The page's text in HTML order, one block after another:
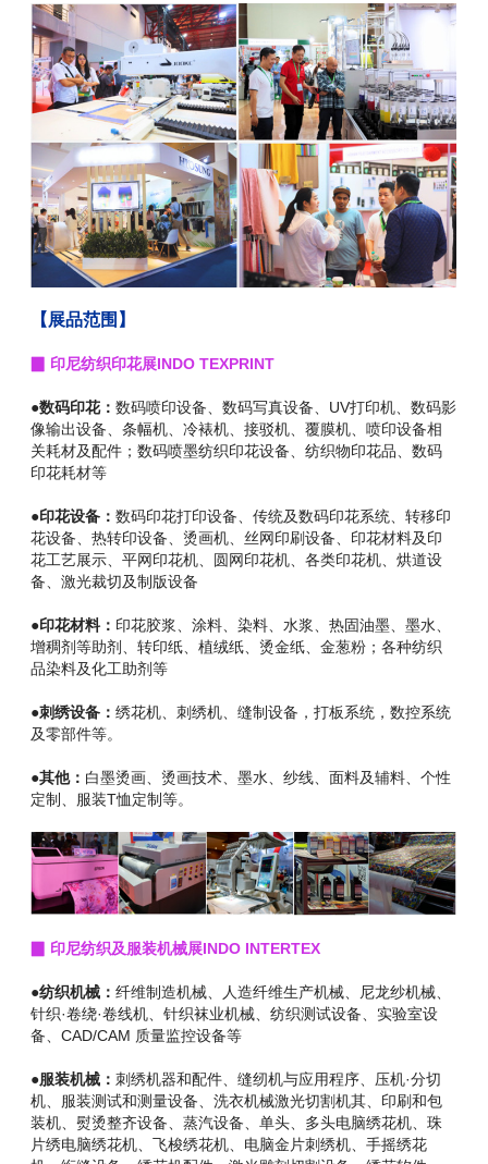
【展品范围】
▉ 印尼纺织印花展INDO TEXPRINT
●数码印花：数码喷印设备、数码写真设备、UV打印机、数码影
像输出设备、条幅机、冷裱机、接驳机、覆膜机、喷印设备相
关耗材及配件；数码喷墨纺织印花设备、纺织物印花品、数码
印花耗材等
●印花设备：数码印花打印设备、传统及数码印花系统、转移印
花设备、热转印设备、烫画机、丝网印刷设备、印花材料及印
花工艺展示、平网印花机、圆网印花机、各类印花机、烘道设
备、激光裁切及制版设备
●印花材料： 印花胶浆、涂料、染料、水浆、热固油墨、墨水、
增稠剂等助剂、转印纸、植绒纸、烫金纸、金葱粉；各种纺织
品染料及化工助剂等
●刺绣设备：绣花机、刺绣机、缝制设备，打板系统，数控系统
及零部件等。
●其他： 白墨烫画、烫画技术、墨水、纱线、面料及辅料、个性
定制、服装T恤定制等。
▉ 印尼纺织及服装机械展INDO INTERTEX
●纺织机械：纤维制造机械、人造纤维生产机械、尼龙纱机械、
针织·卷绕·卷线机、针织袜业机械、纺织测试设备、实验室设
备、CAD/CAM 质量监控设备等
●服装机械：刺绣机器和配件、缝纫机与应用程序、压机·分切
机、服装测试和测量设备、洗衣机械激光切割机其、印刷和包
装机、熨烫整齐设备、蒸汽设备、单头、多头电脑绣花机、珠
片绣电脑绣花机、飞梭绣花机、电脑金片刺绣机、手摇绣花